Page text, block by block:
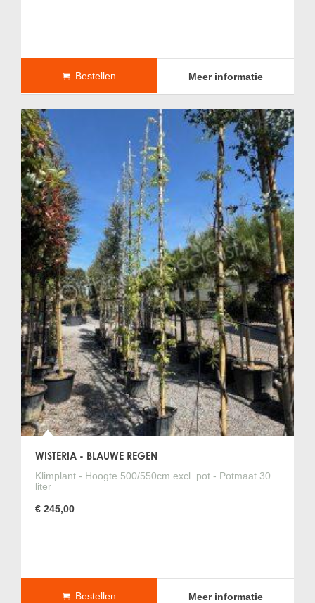
Bestellen Meer informatie
WISTERIA - BLAUWE REGEN
Klimplant - Hoogte 500/550cm excl. pot - Potmaat 30
liter
€ 245,00
Bestellen Meer informatie